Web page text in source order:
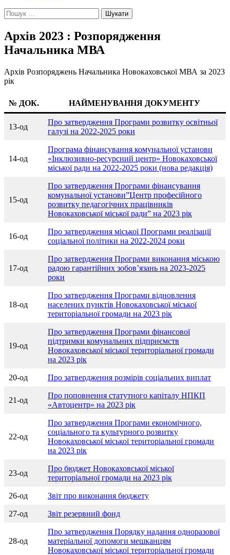
Пошук:
Архів 2023 : Розпорядження
Начальника МВА
Архів Розпоряджень Начальника Новокаховської МВА за 2023
рік
№ ДОК. НАЙМЕНУВАННЯ ДОКУМЕНТУ
13-од
Про затвердження Програми розвитку освітньої
галузі на 2022-2025 роки
14-од
Програма фінансування комунальної установи
«Інклюзивно-ресурсний центр» Новокаховської
міської ради на 2022-2025 роки (нова редакція)
15-од
Про затвердження Програми фінансування
комунальної установи”Центр професійного
розвитку педагогічних працівників
Новокаховської міської ради” на 2023 рік
16-од
Про затвердження міської Програми реалізації
соціальної політики на 2022-2024 роки
17-од
Про затвердження Програми виконання міською
радою гарантійних зобов’язань на 2023-2025
роки
18-од
Про затвердження Програми відновлення
населених пунктів Новокаховської міської
територіальної громади на 2023 рік
19-од
Про затвердження Програми фінансової
підтримки комунальних підприємств
Новокаховської міської територіальної громади
на 2023 рік
20-од Про затвердження розмірів соціальних виплат
21-од
Про поповнення статутного капіталу НПКП
«Автоцентр» на 2023 рік
22-од
Про затвердження Програми економічного,
соціального та культурного розвитку
Новокаховської міської територіальної громади
на 2023 рік
23-од
Про бюджет Новокаховської міської
територіальної громади на 2023 рік
26-од Звіт про виконання бюджету
27-од Звіт резервний фонд
28-од
Про затвердження Порядку надання одноразової
матеріальної допомоги мешканцям
Новокаховської міської територіальної громади